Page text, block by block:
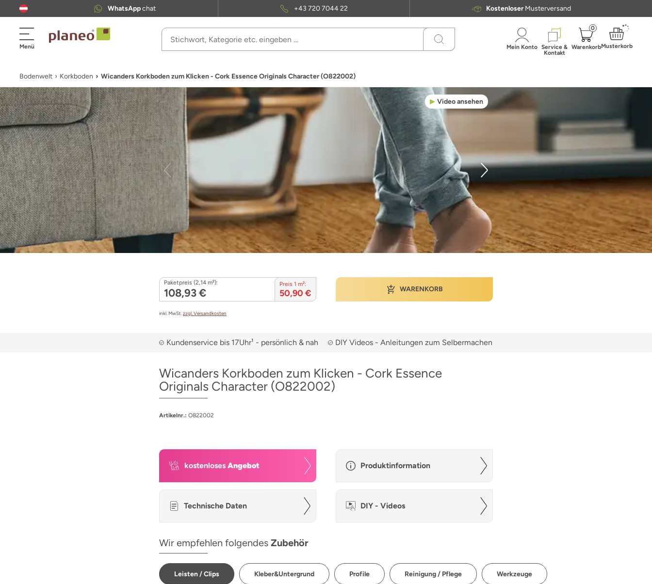
WhatsAppchat +43 720 7044 22 Kostenloser Musterversand
Menü Mein Konto Service &
Kontakt
0
WarenkorbMusterkorb
Bodenwelt Korkboden Wicanders Korkboden zum Klicken - Cork Essence Originals Character (O822002)
Video ansehen
Paketpreis (2,14 m²):
108,93 €
Preis 1 m²:
50,90 € WARENKORB
inkl. MwSt.zzgl. Versandkosten
Kundenservice bis 17Uhr¹ - persönlich & nah DIY Videos - Anleitungen zum Selbermachen
Wicanders Korkboden zum Klicken - Cork Essence
Originals Character (O822002)
Artikelnr.: O822002
kostenloses Angebot Produktinformation
Technische Daten DIY - Videos
Wir empfehlen folgendes Zubehör
Leisten / Clips Kleber&Untergrund Profile Reinigung / Pflege Werkzeuge